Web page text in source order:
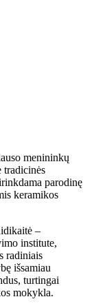
menininkų
tradicinės
parodinę
keramikos
–
institute,
radiniais
išsamiau
turtingai
mokykla.